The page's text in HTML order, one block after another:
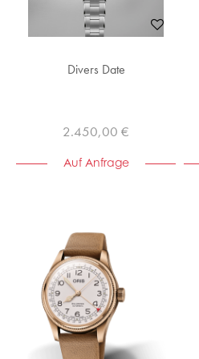
Divers Date
2.450,00 €
Auf Anfrage